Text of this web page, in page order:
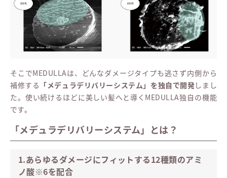
そこでMEDULLAは、どんなダメージタイプも逃さず内側から
補修する 「メデュラデリバリーシステム」を独自で開発しまし
た。使い続けるほどに美しい髪へと導くMEDULLA独自の機能
です。
「メデュラデリバリーシステム」とは？
1.あらゆるダメージにフィットする12種類のアミ
ノ酸※6を配合